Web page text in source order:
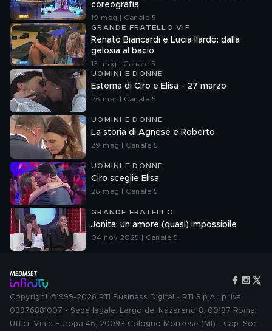
coreografia
19 mag | Canale 5
GRANDE FRATELLO VIP
Renato Biancardi e Lucia Ilardo: dalla
gelosia al bacio
13 mag | Canale 5
UOMINI E DONNE
Esterna di Ciro e Elisa - 27 marzo
26 mar | Canale 5
UOMINI E DONNE
La storia di Agnese e Roberto
29 mag | Canale 5
UOMINI E DONNE
Ciro sceglie Elisa
26 mag | Canale 5
GRANDE FRATELLO
Jonita: un amore (quasi) impossibile
04 nov 2025 | Canale 5
Copyright ©1999-2026 RTI Business Digital - RTI S.p.A.: p. iva
03976881007 - Sede legale: Largo del Nazareno 8, 00187 Roma.
Uffici: Viale Europa 46, 20093 Cologno Monzese (MI) - Cap. Soc.